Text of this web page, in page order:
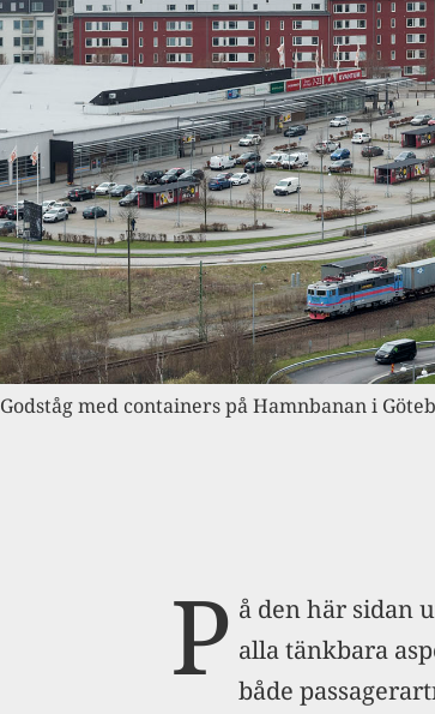
Godståg med containers på Hamnbanan i
P å den här sidan
alla tänkbara
både